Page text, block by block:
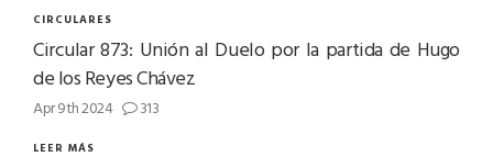
CIRCULARES
Circular 873: Unión al Duelo por la partida de Hugo
de los Reyes Chávez
Apr 9th 2024 313
LEER MÁS